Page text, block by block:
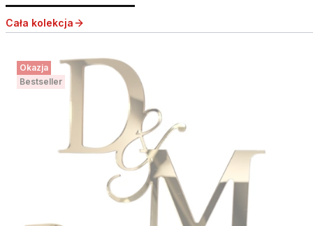
Cała kolekcja
Okazja
Bestseller